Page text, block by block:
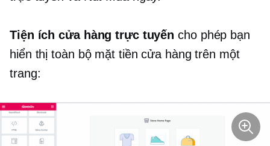
Tiện ích cửa hàng trực tuyến cho phép bạn
hiển thị toàn bộ mặt tiền cửa hàng trên một
trang: